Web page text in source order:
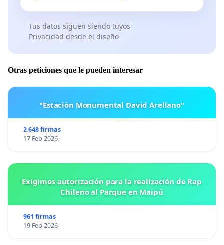
Tus datos siguen siendo tuyos
Privacidad desde el diseño
Otras peticiones que le pueden interesar
"Estación Monumental David Arellano"
2 648 firmas
17 Feb 2026
Exigimos autorización para la realización de Rap
Chileno al Parque en Maipú
961 firmas
19 Feb 2026